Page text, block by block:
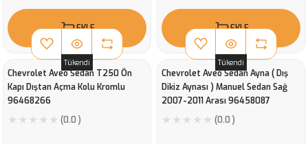
EKLE EKLE
Tükendi
Chevrolet Aveo Sedan T250 Ön
Kapı Dıştan Açma Kolu Kromlu
96468266
(0.0 )
Tükendi
Chevrolet Aveo Sedan Ayna ( Dış
Dikiz Aynası ) Manuel Sedan Sağ
2007-2011 Arası 96458087
(0.0 )